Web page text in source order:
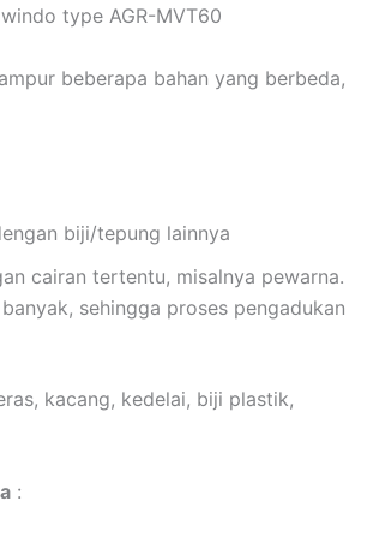
type AGR-MVT60
beberapa bahan yang berbeda,
biji/tepung lainnya
cairan tertentu, misalnya pewarna.
sehingga proses pengadukan
kacang, kedelai, biji plastik,
: